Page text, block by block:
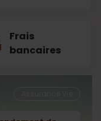
Frais
bancaires